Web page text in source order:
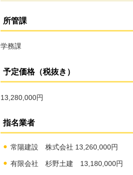
所管課
学務課
予定価格（税抜き）
13,280,000円
指名業者
常陽建設 株式会社 13,260,000円
有限会社 杉野土建 13,180,000円